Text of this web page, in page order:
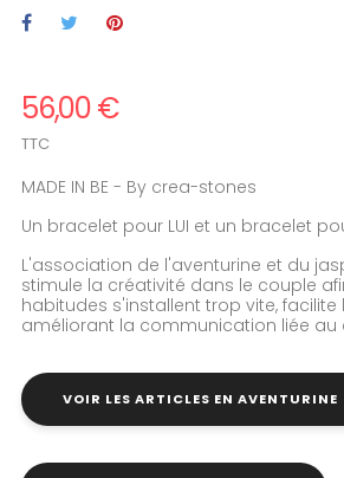
56,00 €
TTC
MADE IN BE - By crea-stones
Un bracelet pour LUI et un bracelet
L'association de l'aventurine et du
stimule la créativité dans le couple
habitudes s'installent trop vite, facilite
améliorant la communication liée au
VOIR LES ARTICLES EN AVENTURINE